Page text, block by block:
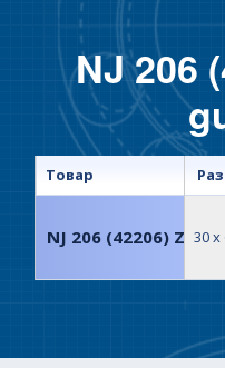
NJ 206
30 x
Товар
NJ 206 (42206) ZKL